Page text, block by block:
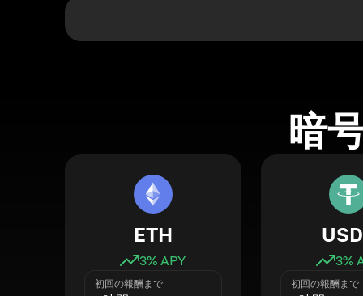
暗
ETH
3% APY
初回の報酬まで
3%
初回の報酬まで